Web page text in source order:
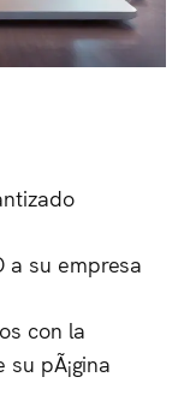
a su empresa
con la
pÃ¡gina